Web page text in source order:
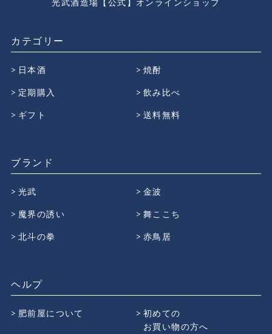
カテゴリー
日本酒
焼酎
定期購入
飲み比べ
ギフト
送料無料
ブランド
光武
金波
魔界の誘い
舞ここち
北斗の拳
赤鳥居
ヘルプ
肥前屋について
初めての
お買い物の方へ